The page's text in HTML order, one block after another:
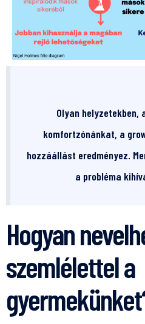
Olyan helyzetekben,
komfortzónánkat, a
hozzáállást eredményez.
a probléma
Hogyan
szemlélettel a